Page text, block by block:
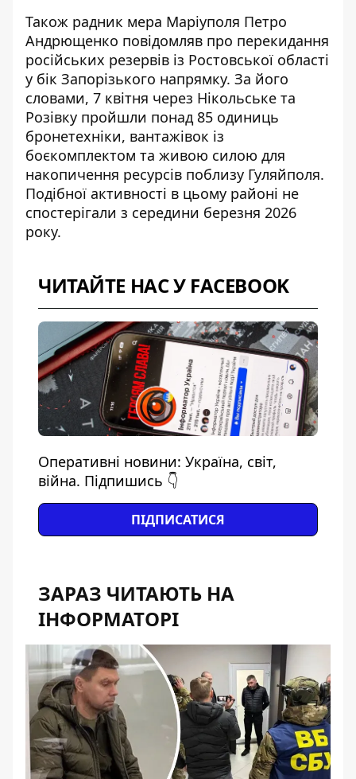
Також радник мера Маріуполя Петро
Андрющенко повідомляв про перекидання
російських резервів із Ростовської області
у бік Запорізького напрямку. За його
словами, 7 квітня через Нікольське та
Розівку пройшли понад 85 одиниць
бронетехніки, вантажівок із
боєкомплектом та живою силою для
накопичення ресурсів поблизу Гуляйполя.
Подібної активності в цьому районі не
спостерігали з середини березня 2026
року.
ЧИТАЙТЕ НАС У FACEBOOK
Оперативні новини: Україна, світ,
війна. Підпишись 👇
ПІДПИСАТИСЯ
ЗАРАЗ ЧИТАЮТЬ НА
ІНФОРМАТОРІ